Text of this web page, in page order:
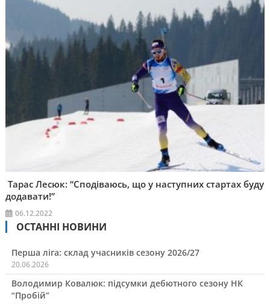
Тарас Лесюк: “Сподіваюсь, що у наступних стартах буду
додавати!”
06.12.2022
ОСТАННІ НОВИНИ
Перша ліга: склад учасників сезону 2026/27
20.06.2026
Володимир Ковалюк: підсумки дебютного сезону НК
“Пробій”